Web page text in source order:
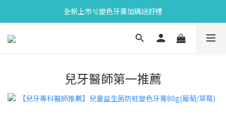
會員限定🎁點數兌換好禮
全新上市🫧變色牙膏加碼送好禮
會員限定🎁點數兌換好禮
兒牙醫師第一推薦